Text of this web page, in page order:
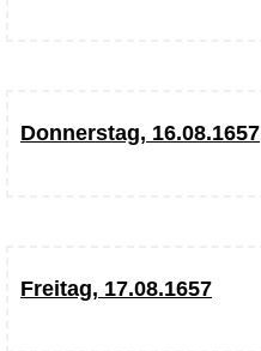
Donnerstag, 16.08.1657
Freitag, 17.08.1657